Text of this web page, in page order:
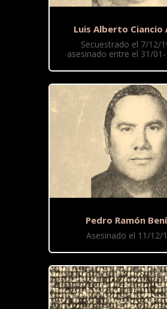
Luis Alberto Ciancio
Secuestrado el 7/12/
asesinado entre el 31/
Pedro Ramón
Asesinado el 11/12/